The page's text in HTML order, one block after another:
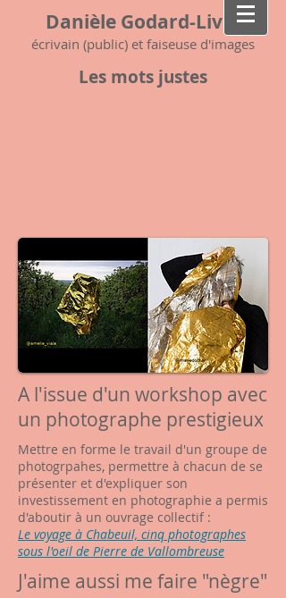
Danièle Godard-Livet
écrivain (public) et faiseuse d'images
Les mots justes
A l'issue d'un workshop avec
un photographe prestigieux
Mettre en forme le travail d'un groupe de
photogrpahes, permettre à chacun de se
présenter et d'expliquer son
investissement en photographie a permis
d'aboutir à un ouvrage collectif :
Le voyage à Chabeuil, cinq photographes
sous l'oeil de Pierre de Vallombreuse
J'aime aussi me faire "nègre"